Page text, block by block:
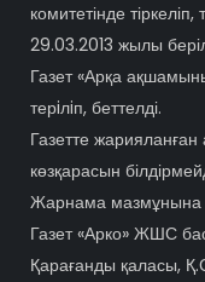
комитетінде
29.03.2013 жылы
Газет «Арқа
терiлiп, беттелді.
Газетте жарияланған
көзқарасын
Жарнама мазмұнына
Газет «Арко» ЖШС
Қарағанды қаласы,